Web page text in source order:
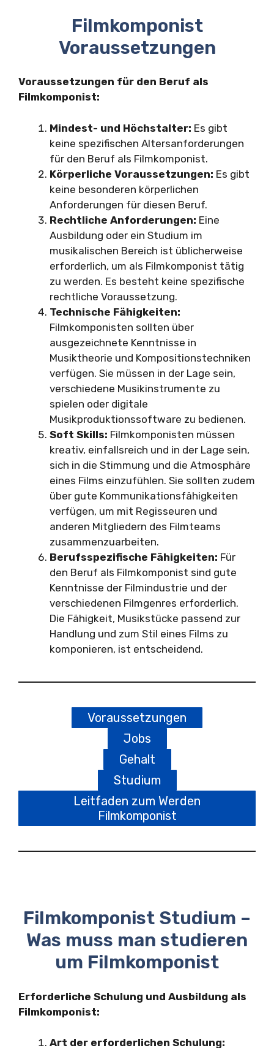
Filmkomponist
Voraussetzungen
Voraussetzungen für den Beruf als
Filmkomponist:
Mindest- und Höchstalter: Es gibt
keine spezifischen Altersanforderungen
für den Beruf als Filmkomponist.
Körperliche Voraussetzungen: Es gibt
keine besonderen körperlichen
Anforderungen für diesen Beruf.
Rechtliche Anforderungen: Eine
Ausbildung oder ein Studium im
musikalischen Bereich ist üblicherweise
erforderlich, um als Filmkomponist tätig
zu werden. Es besteht keine spezifische
rechtliche Voraussetzung.
Technische Fähigkeiten:
Filmkomponisten sollten über
ausgezeichnete Kenntnisse in
Musiktheorie und Kompositionstechniken
verfügen. Sie müssen in der Lage sein,
verschiedene Musikinstrumente zu
spielen oder digitale
Musikproduktionssoftware zu bedienen.
Soft Skills: Filmkomponisten müssen
kreativ, einfallsreich und in der Lage sein,
sich in die Stimmung und die Atmosphäre
eines Films einzufühlen. Sie sollten zudem
über gute Kommunikationsfähigkeiten
verfügen, um mit Regisseuren und
anderen Mitgliedern des Filmteams
zusammenzuarbeiten.
Berufsspezifische Fähigkeiten: Für
den Beruf als Filmkomponist sind gute
Kenntnisse der Filmindustrie und der
verschiedenen Filmgenres erforderlich.
Die Fähigkeit, Musikstücke passend zur
Handlung und zum Stil eines Films zu
komponieren, ist entscheidend.
Voraussetzungen
Jobs
Gehalt
Studium
Leitfaden zum Werden
Filmkomponist
Filmkomponist Studium –
Was muss man studieren
um Filmkomponist
Erforderliche Schulung und Ausbildung als
Filmkomponist:
Art der erforderlichen Schulung: